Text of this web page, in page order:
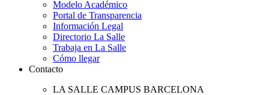
Modelo Académico
Portal de Transparencia
Información Legal
Directorio La Salle
Trabaja en La Salle
Cómo llegar
Contacto
LA SALLE CAMPUS BARCELONA